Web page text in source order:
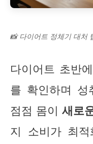
📸 다이어트 정체기 대처
다이어트 초반
를 확인하며 성
점점 몸이 새로
지 소비가 최적